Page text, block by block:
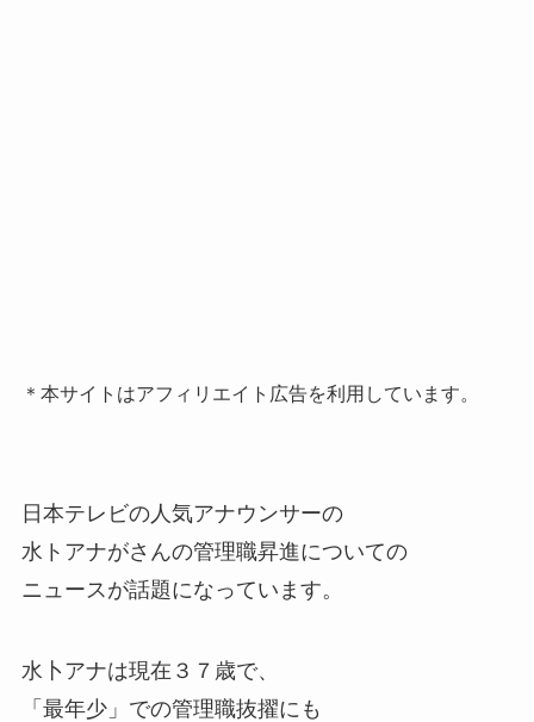
＊本サイトはアフィリエイト広告を利用しています。
日本テレビの人気アナウンサーの
水トアナがさんの管理職昇進についての
ニュースが話題になっています。
水卜アナは現在３７歳で、
「最年少」での管理職抜擢にも